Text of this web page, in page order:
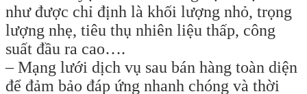
như được chỉ định là khối lượng nhỏ, trọng
lượng nhẹ, tiêu thụ nhiên liệu thấp, công
suất đầu ra cao….
– Mạng lưới dịch vụ sau bán hàng toàn diện
để đảm bảo đáp ứng nhanh chóng và thời